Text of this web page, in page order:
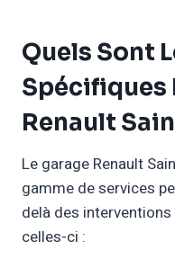
Quels Sont
Spécifiques
Renault
Le garage Renault
gamme de services
delà des
celles-ci :